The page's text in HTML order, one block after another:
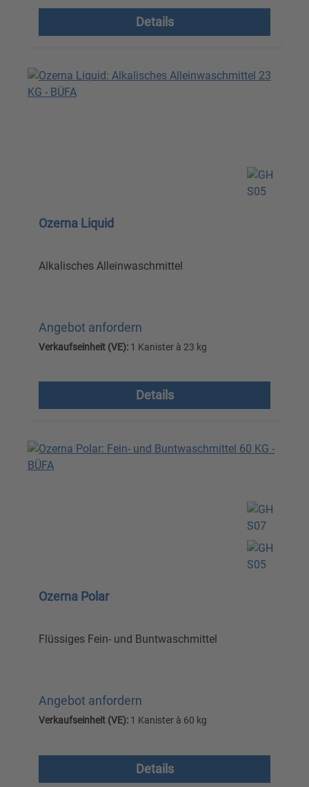
Details
Ozerna Liquid
Alkalisches Alleinwaschmittel
Angebot anfordern
Verkaufseinheit (VE): 1 Kanister à 23 kg
Details
Ozerna Polar
Flüssiges Fein- und Buntwaschmittel
Angebot anfordern
Verkaufseinheit (VE): 1 Kanister à 60 kg
Details